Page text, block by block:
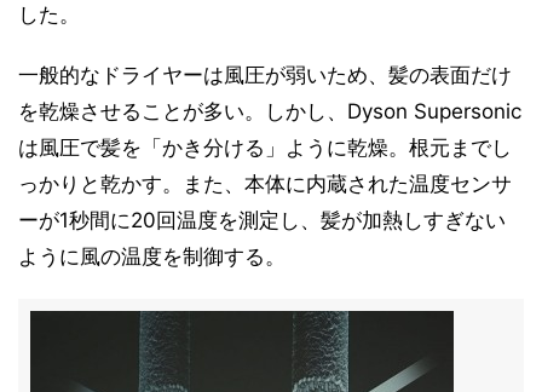
した。
一般的なドライヤーは風圧が弱いため、髪の表面だけ
を乾燥させることが多い。しかし、Dyson Supersonic
は風圧で髪を「かき分ける」ように乾燥。根元までし
っかりと乾かす。また、本体に内蔵された温度センサ
ーが1秒間に20回温度を測定し、髪が加熱しすぎない
ように風の温度を制御する。